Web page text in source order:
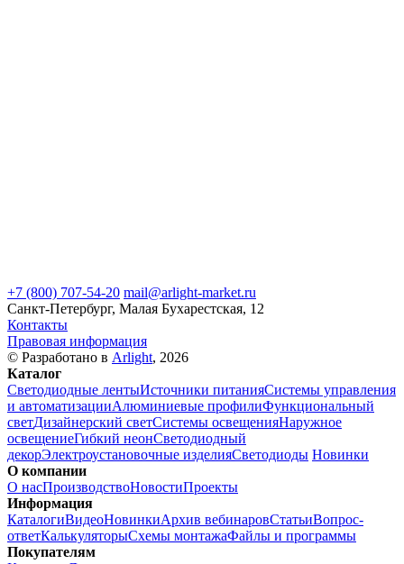
+7 (800) 707-54-20 mail@arlight-market.ru
Санкт-Петербург, Малая Бухарестская, 12
Контакты
Правовая информация
© Разработано в Arlight, 2026
Каталог
Светодиодные лентыИсточники питанияСистемы управления
и автоматизацииАлюминиевые профилиФункциональный
светДизайнерский светСистемы освещенияНаружное
освещениеГибкий неонСветодиодный
декорЭлектроустановочные изделияСветодиоды Новинки
О компании
О насПроизводствоНовостиПроекты
Информация
КаталогиВидеоНовинкиАрхив вебинаровСтатьиВопрос-
ответКалькуляторыСхемы монтажаФайлы и программы
Покупателям